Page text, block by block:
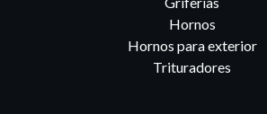
Hornos
Hornos para exterior
Trituradores